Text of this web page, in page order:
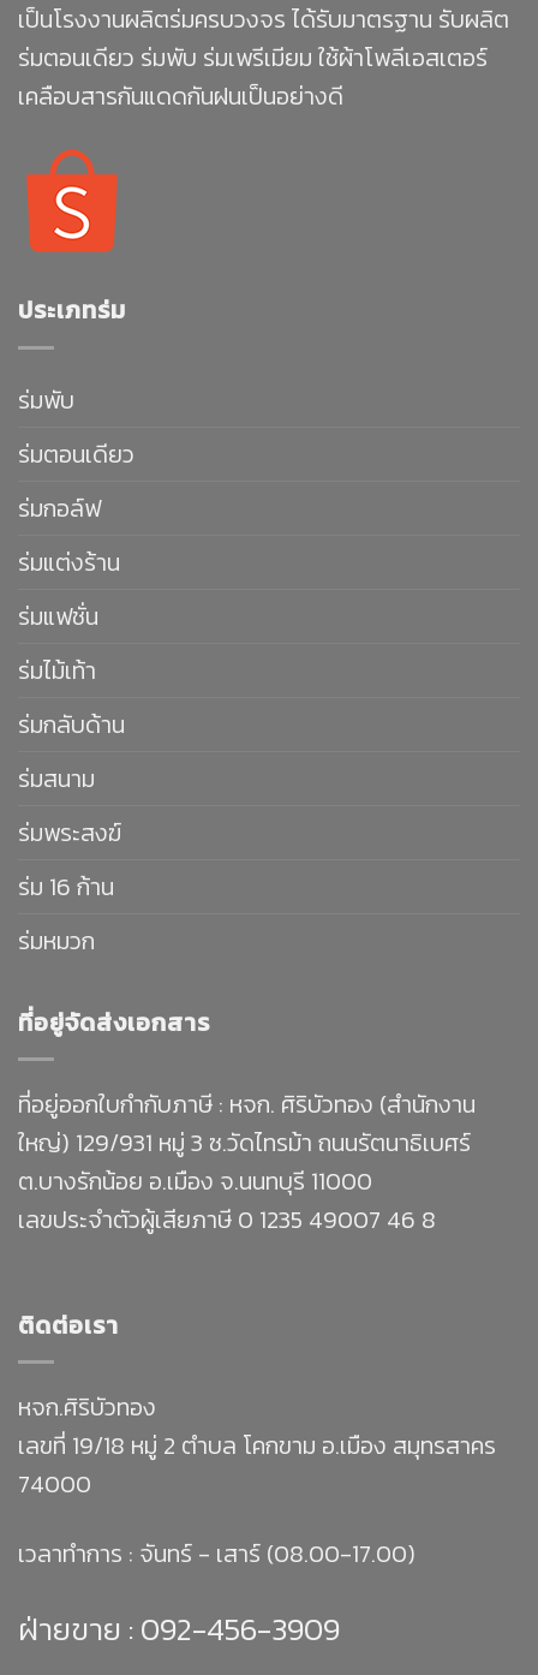
เป็นโรงงานผลิตร่มครบวงจร ได้รับมาตรฐาน รับผลิต
ร่มตอนเดียว ร่มพับ ร่มเพรีเมียม ใช้ผ้าโพลีเอสเตอร์
เคลือบสารกันแดดกันฝนเป็นอย่างดี
ประเภทร่ม
ร่มพับ
ร่มตอนเดียว
ร่มกอล์ฟ
ร่มแต่งร้าน
ร่มแฟชั่น
ร่มไม้เท้า
ร่มกลับด้าน
ร่มสนาม
ร่มพระสงฆ์
ร่ม 16 ก้าน
ร่มหมวก
ที่อยู่จัดส่งเอกสาร
ที่อยู่ออกใบกำกับภาษี : หจก. ศิริบัวทอง (สำนักงาน
ใหญ่) 129/931 หมู่ 3 ซ.วัดไทรม้า ถนนรัตนาธิเบศร์
ต.บางรักน้อย อ.เมือง จ.นนทบุรี 11000
เลขประจำตัวผู้เสียภาษี 0 1235 49007 46 8
ติดต่อเรา
หจก.ศิริบัวทอง
เลขที่ 19/18 หมู่ 2 ตำบล โคกขาม อ.เมือง สมุทรสาคร
74000
เวลาทำการ : จันทร์ - เสาร์ (08.00-17.00)
ฝ่ายขาย : 092-456-3909